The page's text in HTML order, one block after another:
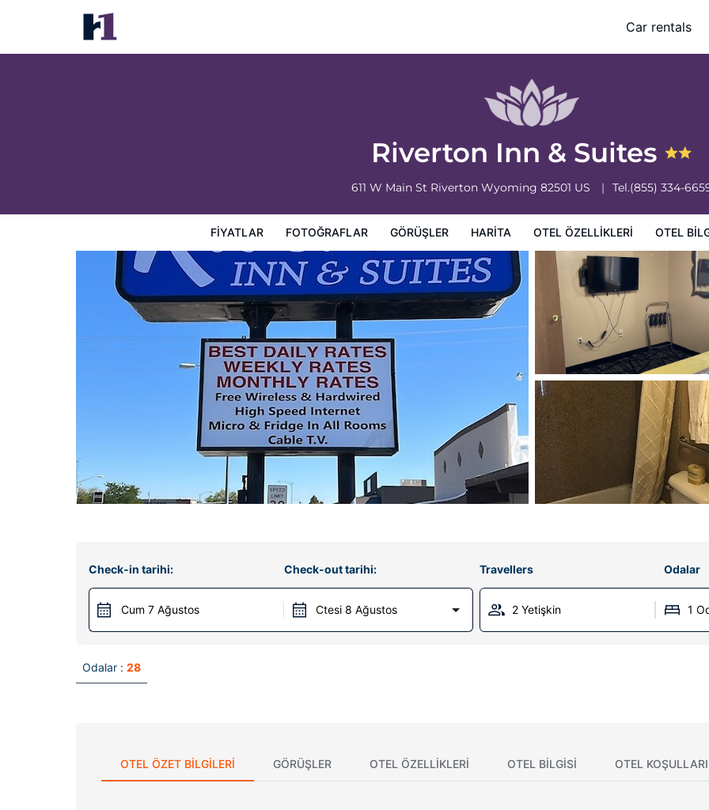
Car rentals
Riverton Inn & Suites
611 W Main St Riverton Wyoming 82501 US Tel.(855) 334-
FIYATLAR FOTOĞRAFLAR GÖRÜŞLER HARITA OTEL ÖZELLIKLERI OTEL
Riverton Inn & Suites
Fiyatlar
Check-in tarihi:
Cum 7 Ağustos
Check-out tarihi:
Ctesi 8 Ağustos
Travellers Odalar
2 Yetişkin 1
Odalar : 28
OTEL ÖZET BILGILERI GÖRÜŞLER OTEL ÖZELLIKLERI OTEL BILGISI OTEL KOŞULLARI